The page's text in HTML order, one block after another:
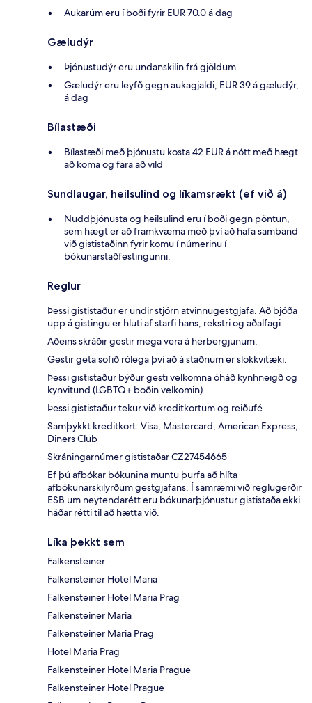
Aukarúm eru í boði fyrir EUR 70.0 á dag
Gæludýr
Þjónustudýr eru undanskilin frá gjöldum
Gæludýr eru leyfð gegn aukagjaldi, EUR 39 á gæludýr,
á dag
Bílastæði
Bílastæði með þjónustu kosta 42 EUR á nótt með hægt
að koma og fara að vild
Sundlaugar, heilsulind og líkamsrækt (ef við á)
Nuddþjónusta og heilsulind eru í boði gegn pöntun,
sem hægt er að framkvæma með því að hafa samband
við gististaðinn fyrir komu í númerinu í
bókunarstaðfestingunni.
Reglur
Þessi gististaður er undir stjórn atvinnugestgjafa. Að bjóða
upp á gistingu er hluti af starfi hans, rekstri og aðalfagi.
Aðeins skráðir gestir mega vera á herbergjunum.
Gestir geta sofið rólega því að á staðnum er slökkvitæki.
Þessi gististaður býður gesti velkomna óháð kynhneigð og
kynvitund (LGBTQ+ boðin velkomin).
Þessi gististaður tekur við kreditkortum og reiðufé.
Samþykkt kreditkort: Visa, Mastercard, American Express,
Diners Club
Skráningarnúmer gististaðar CZ27454665
Ef þú afbókar bókunina muntu þurfa að hlíta
afbókunarskilyrðum gestgjafans. Í samræmi við reglugerðir
ESB um neytendarétt eru bókunarþjónustur gististaða ekki
háðar rétti til að hætta við.
Líka þekkt sem
Falkensteiner
Falkensteiner Hotel Maria
Falkensteiner Hotel Maria Prag
Falkensteiner Maria
Falkensteiner Maria Prag
Hotel Maria Prag
Falkensteiner Hotel Maria Prague
Falkensteiner Hotel Prague